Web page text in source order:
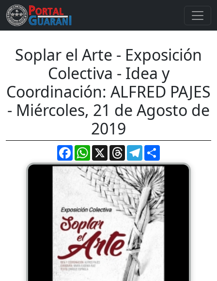
Soplar el Arte - Exposición
Colectiva - Idea y
Coordinación: ALFRED PAJES
- Miércoles, 21 de Agosto de
2019
FacebookWhatsApp
X ThreadsTelegram